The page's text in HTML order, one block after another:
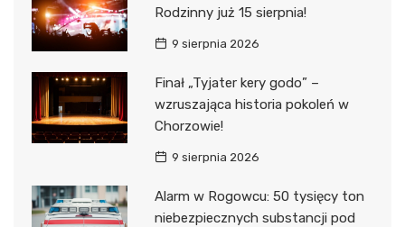
Rodzinny już 15 sierpnia!
9 sierpnia 2026
Finał „Tyjater kery godo” –
wzruszająca historia pokoleń w
Chorzowie!
9 sierpnia 2026
Alarm w Rogowcu: 50 tysięcy ton
niebezpiecznych substancji pod